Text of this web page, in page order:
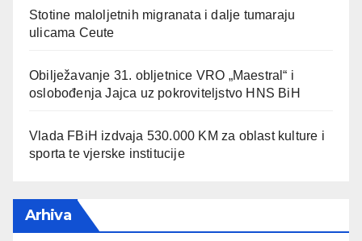
Stotine maloljetnih migranata i dalje tumaraju
ulicama Ceute
Obilježavanje 31. obljetnice VRO „Maestral“ i
oslobođenja Jajca uz pokroviteljstvo HNS BiH
Vlada FBiH izdvaja 530.000 KM za oblast kulture i
sporta te vjerske institucije
Arhiva